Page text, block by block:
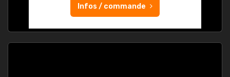
Infos / commande